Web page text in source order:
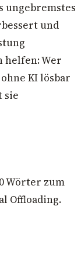
ungebremstes
und
helfen: Wer
KI lösbar
sie
Wörter zum
Offloading.